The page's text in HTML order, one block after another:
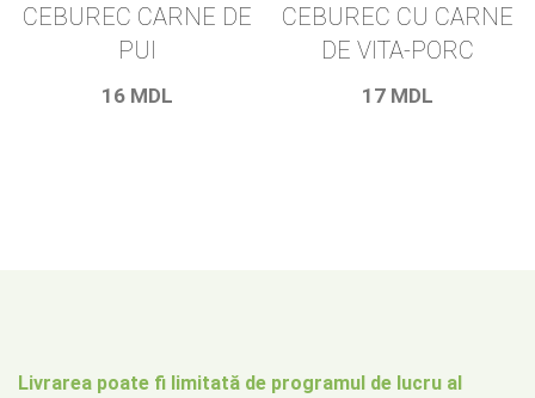
CEBUREC CARNE DE
PUI
16 MDL
CEBUREC CU CARNE
DE VITA-PORC
17 MDL
Livrarea poate fi limitată de programul de lucru al